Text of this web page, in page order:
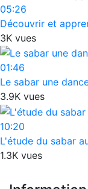
05:26
Découvrir et
3K vues
01:46
Le sabar une
3.9K vues
10:20
L'étude du sabar
1.3K vues